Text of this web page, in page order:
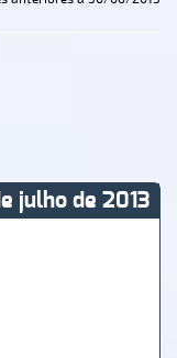
julho de 2013